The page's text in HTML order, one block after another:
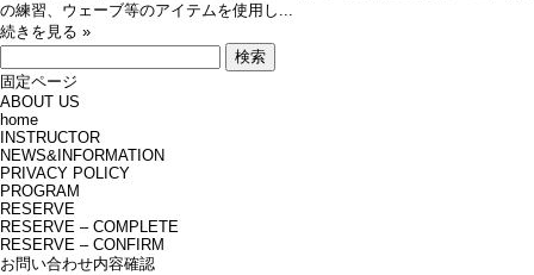
ABOUT US
PROGRAM
Q&A
INSTRUCTOR
NEWS&INFO
CONTACT
の練習、ウェーブ等のアイテムを使用し...
続きを見る »
検
索:
固定ページ
ABOUT US
home
INSTRUCTOR
NEWS&INFORMATION
PRIVACY POLICY
PROGRAM
RESERVE
RESERVE – COMPLETE
RESERVE – CONFIRM
お問い合わせ内容確認